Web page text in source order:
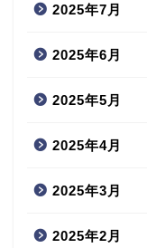
2025年7月
2025年6月
2025年5月
2025年4月
2025年3月
2025年2月